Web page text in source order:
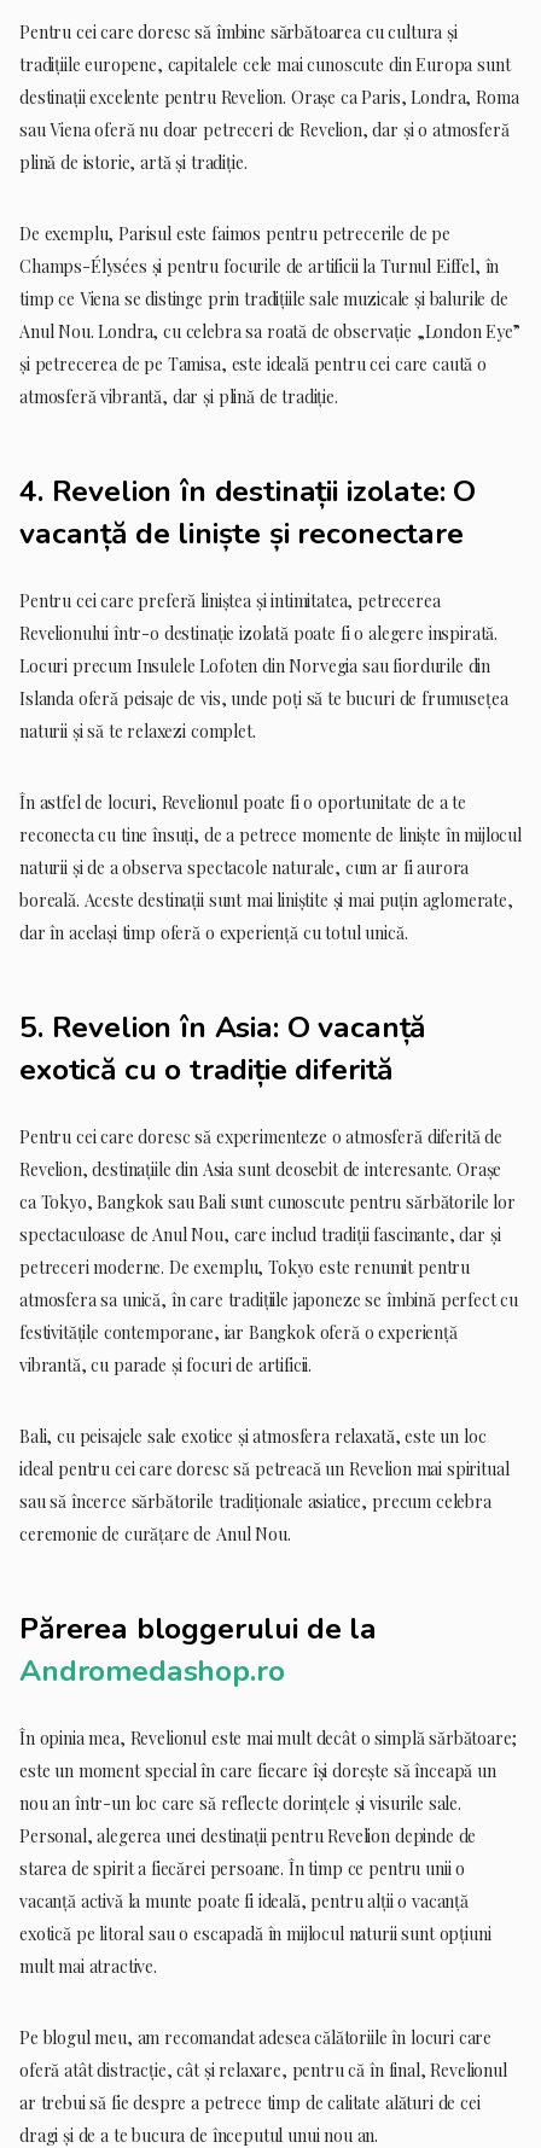
Pentru cei care doresc să îmbine sărbătoarea cu cultura și
tradițiile europene, capitalele cele mai cunoscute din Europa sunt
destinații excelente pentru Revelion. Orașe ca Paris, Londra, Roma
sau Viena oferă nu doar petreceri de Revelion, dar și o atmosferă
plină de istorie, artă și tradiție.
De exemplu, Parisul este faimos pentru petrecerile de pe
Champs-Élysées și pentru focurile de artificii la Turnul Eiffel, în
timp ce Viena se distinge prin tradițiile sale muzicale și balurile de
Anul Nou. Londra, cu celebra sa roată de observație „London Eye”
și petrecerea de pe Tamisa, este ideală pentru cei care caută o
atmosferă vibrantă, dar și plină de tradiție.
4. Revelion în destinații izolate: O
vacanță de liniște și reconectare
Pentru cei care preferă liniștea și intimitatea, petrecerea
Revelionului într-o destinație izolată poate fi o alegere inspirată.
Locuri precum Insulele Lofoten din Norvegia sau fiordurile din
Islanda oferă peisaje de vis, unde poți să te bucuri de frumusețea
naturii și să te relaxezi complet.
În astfel de locuri, Revelionul poate fi o oportunitate de a te
reconecta cu tine însuți, de a petrece momente de liniște în mijlocul
naturii și de a observa spectacole naturale, cum ar fi aurora
boreală. Aceste destinații sunt mai liniștite și mai puțin aglomerate,
dar în același timp oferă o experiență cu totul unică.
5. Revelion în Asia: O vacanță
exotică cu o tradiție diferită
Pentru cei care doresc să experimenteze o atmosferă diferită de
Revelion, destinațiile din Asia sunt deosebit de interesante. Orașe
ca Tokyo, Bangkok sau Bali sunt cunoscute pentru sărbătorile lor
spectaculoase de Anul Nou, care includ tradiții fascinante, dar și
petreceri moderne. De exemplu, Tokyo este renumit pentru
atmosfera sa unică, în care tradițiile japoneze se îmbină perfect cu
festivitățile contemporane, iar Bangkok oferă o experiență
vibrantă, cu parade și focuri de artificii.
Bali, cu peisajele sale exotice și atmosfera relaxată, este un loc
ideal pentru cei care doresc să petreacă un Revelion mai spiritual
sau să încerce sărbătorile tradiționale asiatice, precum celebra
ceremonie de curățare de Anul Nou.
Părerea bloggerului de la
Andromedashop.ro
În opinia mea, Revelionul este mai mult decât o simplă sărbătoare;
este un moment special în care fiecare își dorește să înceapă un
nou an într-un loc care să reflecte dorințele și visurile sale.
Personal, alegerea unei destinații pentru Revelion depinde de
starea de spirit a fiecărei persoane. În timp ce pentru unii o
vacanță activă la munte poate fi ideală, pentru alții o vacanță
exotică pe litoral sau o escapadă în mijlocul naturii sunt opțiuni
mult mai atractive.
Pe blogul meu, am recomandat adesea călătoriile în locuri care
oferă atât distracție, cât și relaxare, pentru că în final, Revelionul
ar trebui să fie despre a petrece timp de calitate alături de cei
dragi și de a te bucura de începutul unui nou an.